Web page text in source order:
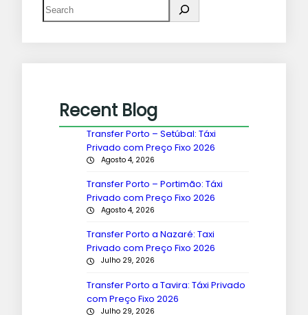
Recent Blog
Transfer Porto – Setúbal: Táxi
Privado com Preço Fixo 2026
Agosto 4, 2026
Transfer Porto – Portimão: Táxi
Privado com Preço Fixo 2026
Agosto 4, 2026
Transfer Porto a Nazaré: Taxi
Privado com Preço Fixo 2026
Julho 29, 2026
Transfer Porto a Tavira: Táxi Privado
com Preço Fixo 2026
Julho 29, 2026